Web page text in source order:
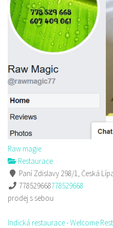
Raw magie
Restaurace
Paní Zdislavy 298/1, Česká
778529668778529668
prodej s sebou
Indická restaurace - Welcome